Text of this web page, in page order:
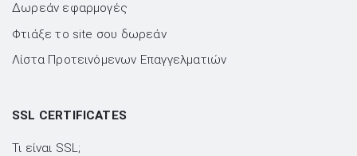
Δωρεάν εφαρμογές
Φτιάξε το site σου δωρεάν
Λίστα Προτεινόμενων Επαγγελματιών
SSL CERTIFICATES
Τι είναι SSL;